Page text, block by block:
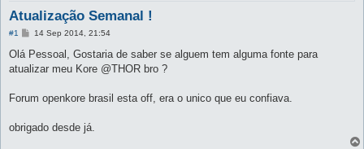
Atualização Semanal !
#1
P
s
14 Sep 2014, 21:54
Olá Pessoal, Gostaria de saber se alguem tem alguma fonte para
atualizar meu Kore @THOR bro ?
Forum openkore brasil esta off, era o unico que eu confiava.
obrigado desde já.